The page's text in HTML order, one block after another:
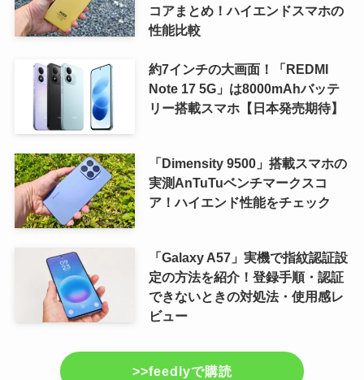
コアまとめ！ハイエンドスマホの
性能比較
約7インチの大画面！「REDMI
Note 17 5G」は8000mAhバッテ
リー搭載スマホ【日本発売期待】
「Dimensity 9500」搭載スマホの
実測AnTuTuベンチマークスコ
ア！ハイエンド性能をチェック
「Galaxy A57」実機で指紋認証設
定の方法を紹介！登録手順・認証
できないときの対処法・使用感レ
ビュー
>>feedlyで購読